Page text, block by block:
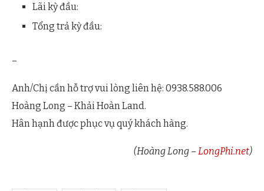
Lãi kỳ đầu:
Tổng trả kỳ đầu:
–
Anh/Chị cần hỗ trợ vui lòng liên hệ: 0938.588.006
Hoàng Long – Khải Hoàn Land.
Hân hạnh được phục vụ quý khách hàng.
(Hoàng Long –LongPhi.net)